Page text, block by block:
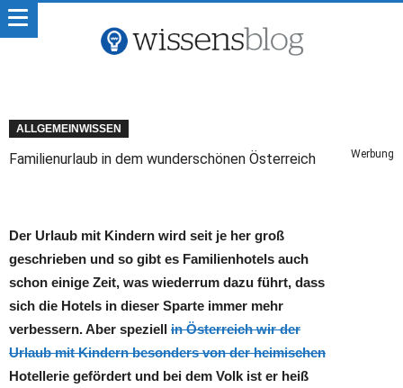
ALLGEMEINWISSEN
Familienurlaub in dem wunderschönen Österreich Werbung
Der Urlaub mit Kindern wird seit je her groß
geschrieben und so gibt es Familienhotels auch
schon einige Zeit, was wiederrum dazu führt, dass
sich die Hotels in dieser Sparte immer mehr
verbessern. Aber speziell in Österreich wir der
Urlaub mit Kindern besonders von der heimischen
Hotellerie gefördert und bei dem Volk ist er heiß